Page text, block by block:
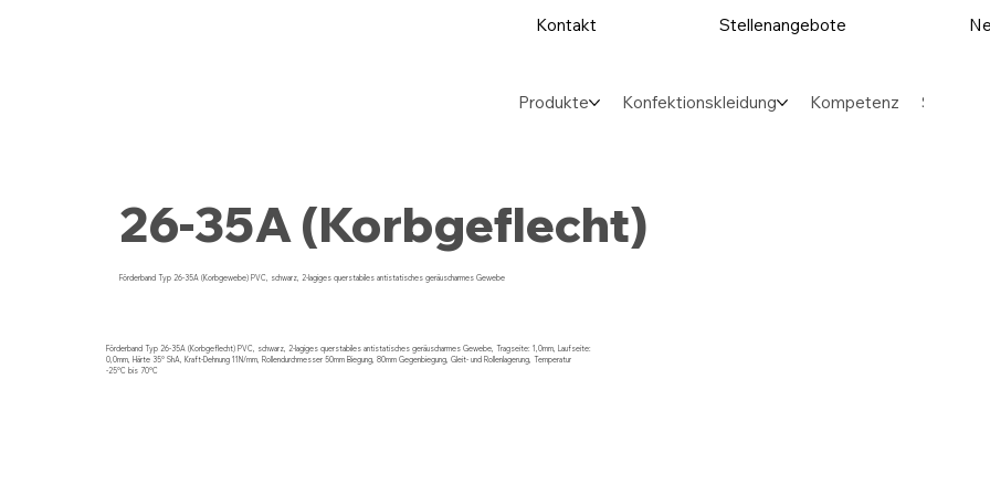
Kontakt Stellenangebote
Produkte Konfektionskleidung Kompetenz Sektoren
26-35A (Korbgeflecht)
Förderband Typ 26-35A (Korbgewebe) PVC, schwarz, 2-lagiges querstabiles antistatisches geräuscharmes Gewebe
Förderband Typ 26-35A (Korbgeflecht) PVC, schwarz, 2-lagiges querstabiles antistatisches geräuscharmes Gewebe, Tragseite: 1,0mm, Laufseite:
0,0mm, Härte 35° ShA, Kraft-Dehnung 11N/mm, Rollendurchmesser 50mm Biegung, 80mm Gegenbiegung, Gleit- und Rollenlagerung, Temperatur
-25°C bis 70°C